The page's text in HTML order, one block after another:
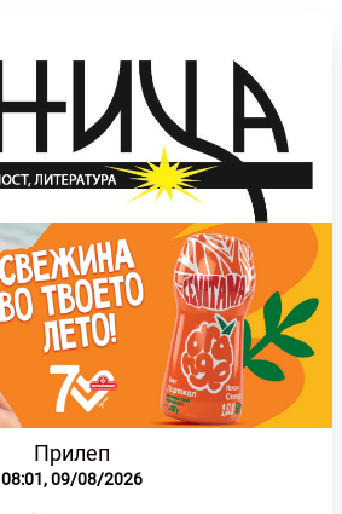
Прилеп
08:01,09/08/2026